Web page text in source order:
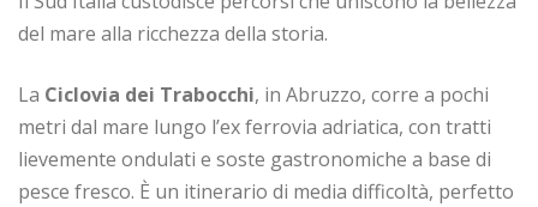
del mare alla ricchezza della storia.
La Ciclovia dei Trabocchi, in Abruzzo, corre a pochi
metri dal mare lungo l’ex ferrovia adriatica, con tratti
lievemente ondulati e soste gastronomiche a base di
pesce fresco. È un itinerario di media difficoltà, perfetto